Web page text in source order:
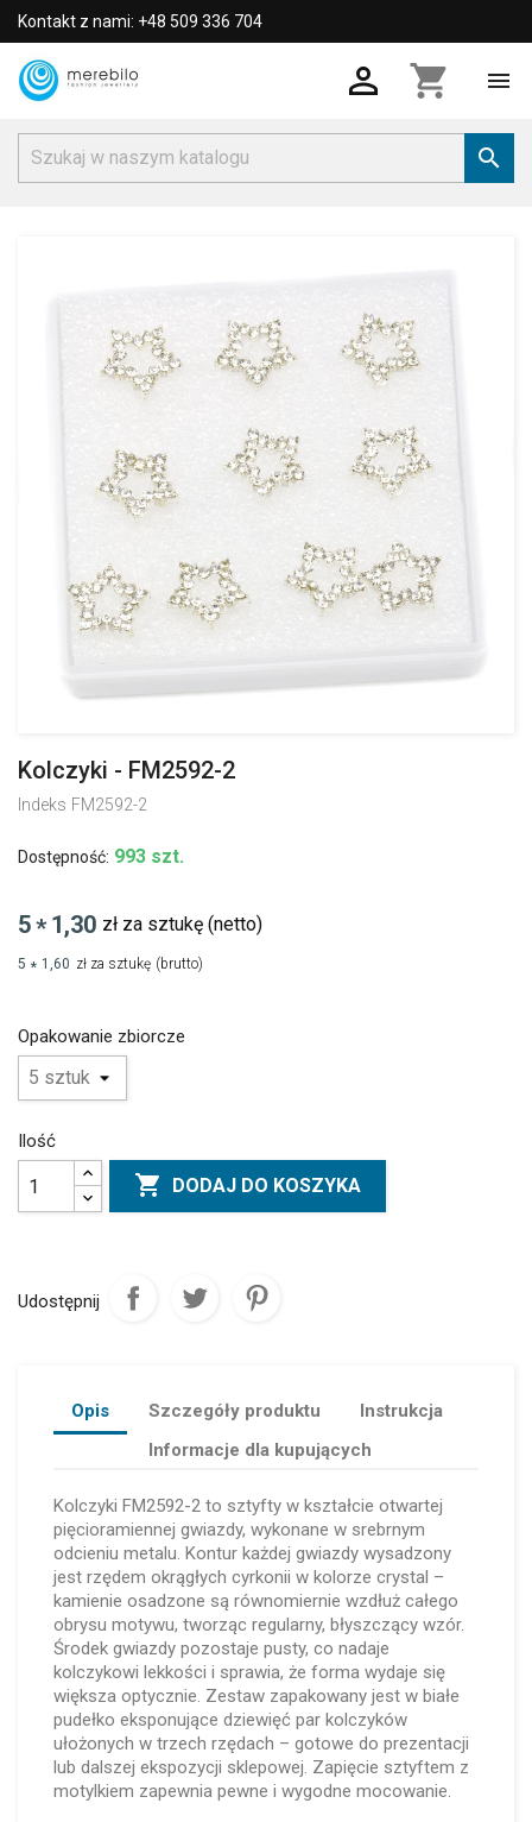
Kontakt z nami: +48 509 336 704
 shopping_cart 

Kolczyki - FM2592-2
Indeks FM2592-2
Dostępność: 993 szt.
5* 1,30 zł za sztukę (netto)
5 * 1,60 zł za sztukę (brutto)
Opakowanie zbiorcze
Ilość
 DODAJ DO KOSZYKA
Udostępnij
Opis Szczegóły produktu
Instrukcja
Informacje dla kupujących
Kolczyki FM2592-2 to sztyfty w kształcie otwartej
pięcioramiennej gwiazdy, wykonane w srebrnym
odcieniu metalu. Kontur każdej gwiazdy wysadzony
jest rzędem okrągłych cyrkonii w kolorze crystal –
kamienie osadzone są równomiernie wzdłuż całego
obrysu motywu, tworząc regularny, błyszczący wzór.
Środek gwiazdy pozostaje pusty, co nadaje
kolczykowi lekkości i sprawia, że forma wydaje się
większa optycznie. Zestaw zapakowany jest w białe
pudełko eksponujące dziewięć par kolczyków
ułożonych w trzech rzędach – gotowe do prezentacji
lub dalszej ekspozycji sklepowej. Zapięcie sztyftem z
motylkiem zapewnia pewne i wygodne mocowanie.